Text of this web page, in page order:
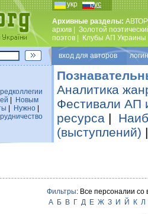
укр рус
Архивные разделы:
архив
Золотой
поэтов
Клубы АП Украины
вход для авторов
Новым
Нужно|
Аналитика
Фестивали АП
ресурса |
(выступлений)
Фильтры: Все персоналии со
А
Б В Г Д Е Ж З И Й К Л